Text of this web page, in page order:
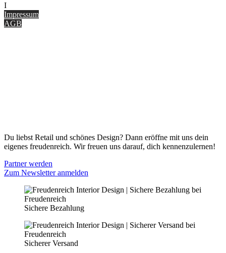
I
Impressum
AGB
Du liebst Retail und schönes Design? Dann eröffne mit uns dein
eigenes freudenreich. Wir freuen uns darauf, dich kennenzulernen!
Partner werden
Zum Newsletter anmelden
Sichere Bezahlung
Sicherer Versand